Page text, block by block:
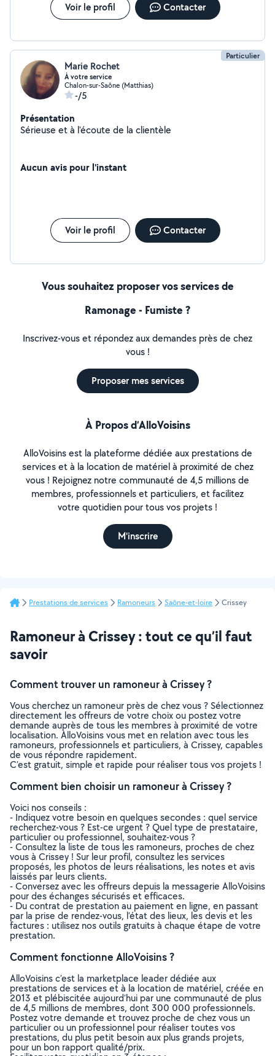
Voir le profil Contacter
Particulier
Marie Rochet
À votre service
Chalon-sur-Saône (Matthias)
-/5
Présentation
Sérieuse et à l'écoute de la clientèle
Aucun avis pour l'instant
Voir le profil Contacter
Vous souhaitez proposer vos services de
Ramonage - Fumiste ?
Inscrivez-vous et répondez aux demandes près de chez
vous !
Proposer mes services
À Propos d’AlloVoisins
AlloVoisins est la plateforme dédiée aux prestations de
services et à la location de matériel à proximité de chez
vous ! Rejoignez notre communauté de 4,5 millions de
membres, professionnels et particuliers, et facilitez
votre quotidien pour tous vos projets !
M'inscrire
Prestations de services Ramoneurs Saône-et-loire Crissey
Ramoneur à Crissey : tout ce qu’il faut
savoir
Comment trouver un ramoneur à Crissey ?
Vous cherchez un ramoneur près de chez vous ? Sélectionnez
directement les offreurs de votre choix ou postez votre
demande auprès de tous les membres à proximité de votre
localisation. AlloVoisins vous met en relation avec tous les
ramoneurs, professionnels et particuliers, à Crissey, capables
de vous répondre rapidement.
C’est gratuit, simple et rapide pour réaliser tous vos projets !
Comment bien choisir un ramoneur à Crissey ?
Voici nos conseils :
- Indiquez votre besoin en quelques secondes : quel service
recherchez-vous ? Est-ce urgent ? Quel type de prestataire,
particulier ou professionnel, souhaitez-vous ?
- Consultez la liste de tous les ramoneurs, proches de chez
vous à Crissey ! Sur leur profil, consultez les services
proposés, les photos de leurs réalisations, les notes et avis
laissés par leurs clients.
- Conversez avec les offreurs depuis la messagerie AlloVoisins
pour des échanges sécurisés et efficaces.
- Du contrat de prestation au paiement en ligne, en passant
par la prise de rendez-vous, l’état des lieux, les devis et les
factures : utilisez nos outils gratuits à chaque étape de votre
prestation.
Comment fonctionne AlloVoisins ?
AlloVoisins c’est la marketplace leader dédiée aux
prestations de services et à la location de matériel, créée en
2013 et plébiscitée aujourd’hui par une communauté de plus
de 4,5 millions de membres, dont 300 000 professionnels.
Postez votre demande et trouvez proche de chez vous un
particulier ou un professionnel pour réaliser toutes vos
prestations, du plus petit besoin aux plus grands projets,
pour un bon rapport qualité/prix.